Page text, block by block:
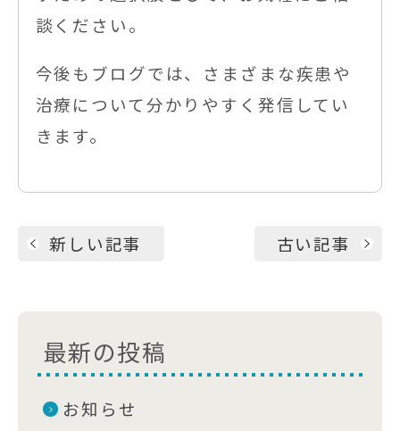
談ください。
今後もブログでは、さまざまな疾患や
治療について分かりやすく発信してい
きます。
新しい記事 古い記事
最新の投稿
お知らせ